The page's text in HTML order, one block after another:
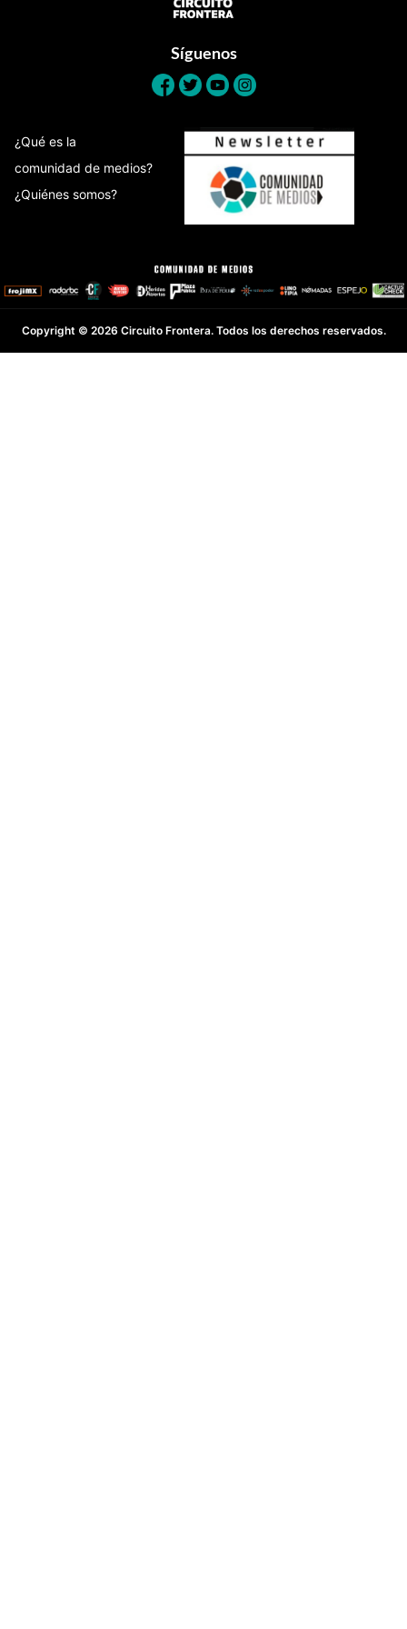
Síguenos
¿Qué es la
comunidad de medios?
¿Quiénes somos?
Copyright © 2026 Circuito Frontera. Todos los derechos reservados.